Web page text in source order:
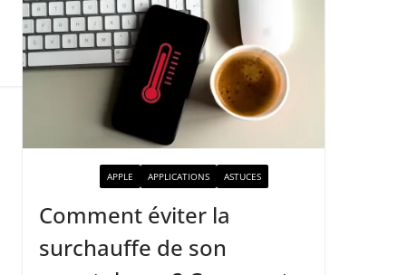
APPLE APPLICATIONS ASTUCES
Comment éviter la
surchauffe de son